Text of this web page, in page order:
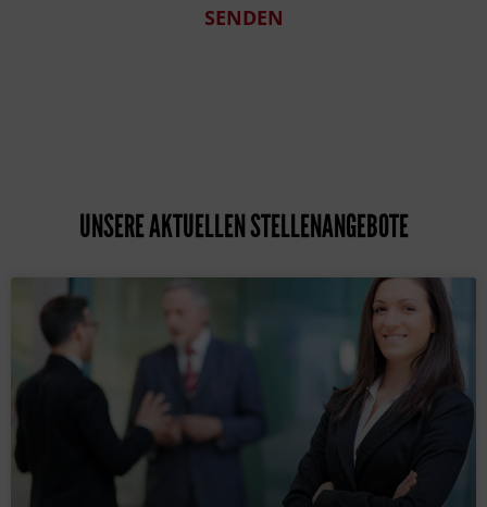
SENDEN
UNSERE AKTUELLEN STELLENANGEBOTE